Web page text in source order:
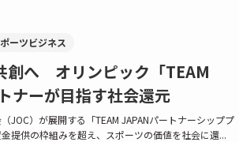
ーツビジネス
創へ オリンピック「TEAM
ナーが目指す社会還元
JOC）が展開する「TEAM JAPANパートナーシッププ
提供の枠組みを超え、スポーツの価値を社会に還...